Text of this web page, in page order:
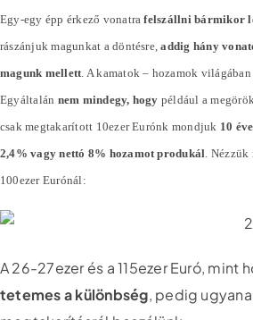
Egy-egy épp érkező vonatrafelszállni bármikor
rászánjuk magunkat a döntésre,addig hány
magunk mellett . A kamatok – hozamok
Egyáltalán nem mindegy, hogy például a
csak megtakarított 10ezer Eurónk mondjuk 10
2,4% vagy nettó 8% hozamot produkál .
100ezer Eurónál:
A 26-27ezer és a 115ezer Euró, mint
tetemes a különbség, pedig